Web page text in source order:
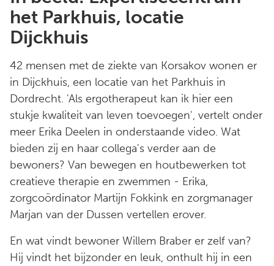
het Parkhuis, locatie
Dijckhuis
42 mensen met de ziekte van Korsakov wonen er
in Dijckhuis, een locatie van het Parkhuis in
Dordrecht. 'Als ergotherapeut kan ik hier een
stukje kwaliteit van leven toevoegen', vertelt onder
meer Erika Deelen in onderstaande video. Wat
bieden zij en haar collega's verder aan de
bewoners? Van bewegen en houtbewerken tot
creatieve therapie en zwemmen - Erika,
zorgcoördinator Martijn Fokkink en zorgmanager
Marjan van der Dussen vertellen erover.
En wat vindt bewoner Willem Braber er zelf van?
Hij vindt het bijzonder en leuk, onthult hij in een